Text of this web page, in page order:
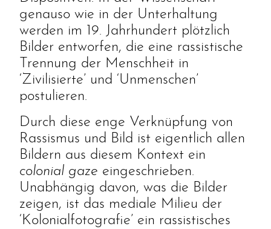
genauso wie in der Unterhaltung
werden im 19. Jahrhundert plötzlich
Bilder entworfen, die eine rassistische
Trennung der Menschheit in
‘Zivilisierte’ und ‘Unmenschen’
postulieren.
Durch diese enge Verknüpfung von
Rassismus und Bild ist eigentlich allen
Bildern aus diesem Kontext ein
colonial gaze eingeschrieben.
Unabhängig davon, was die Bilder
zeigen, ist das mediale Milieu der
‘Kolonialfotografie’ ein rassistisches